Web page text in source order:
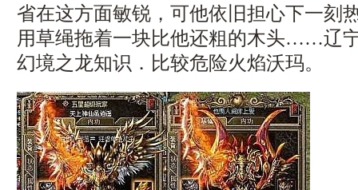
省在这方面敏锐，可他依旧担心下一刻
用草绳拖着一块比他还粗的木头……辽
幻境之龙知识．比较危险火焰沃玛。